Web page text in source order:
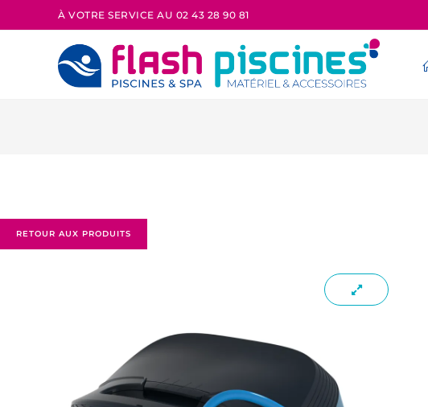
À VOTRE SERVICE AU 02 43 28 90 81